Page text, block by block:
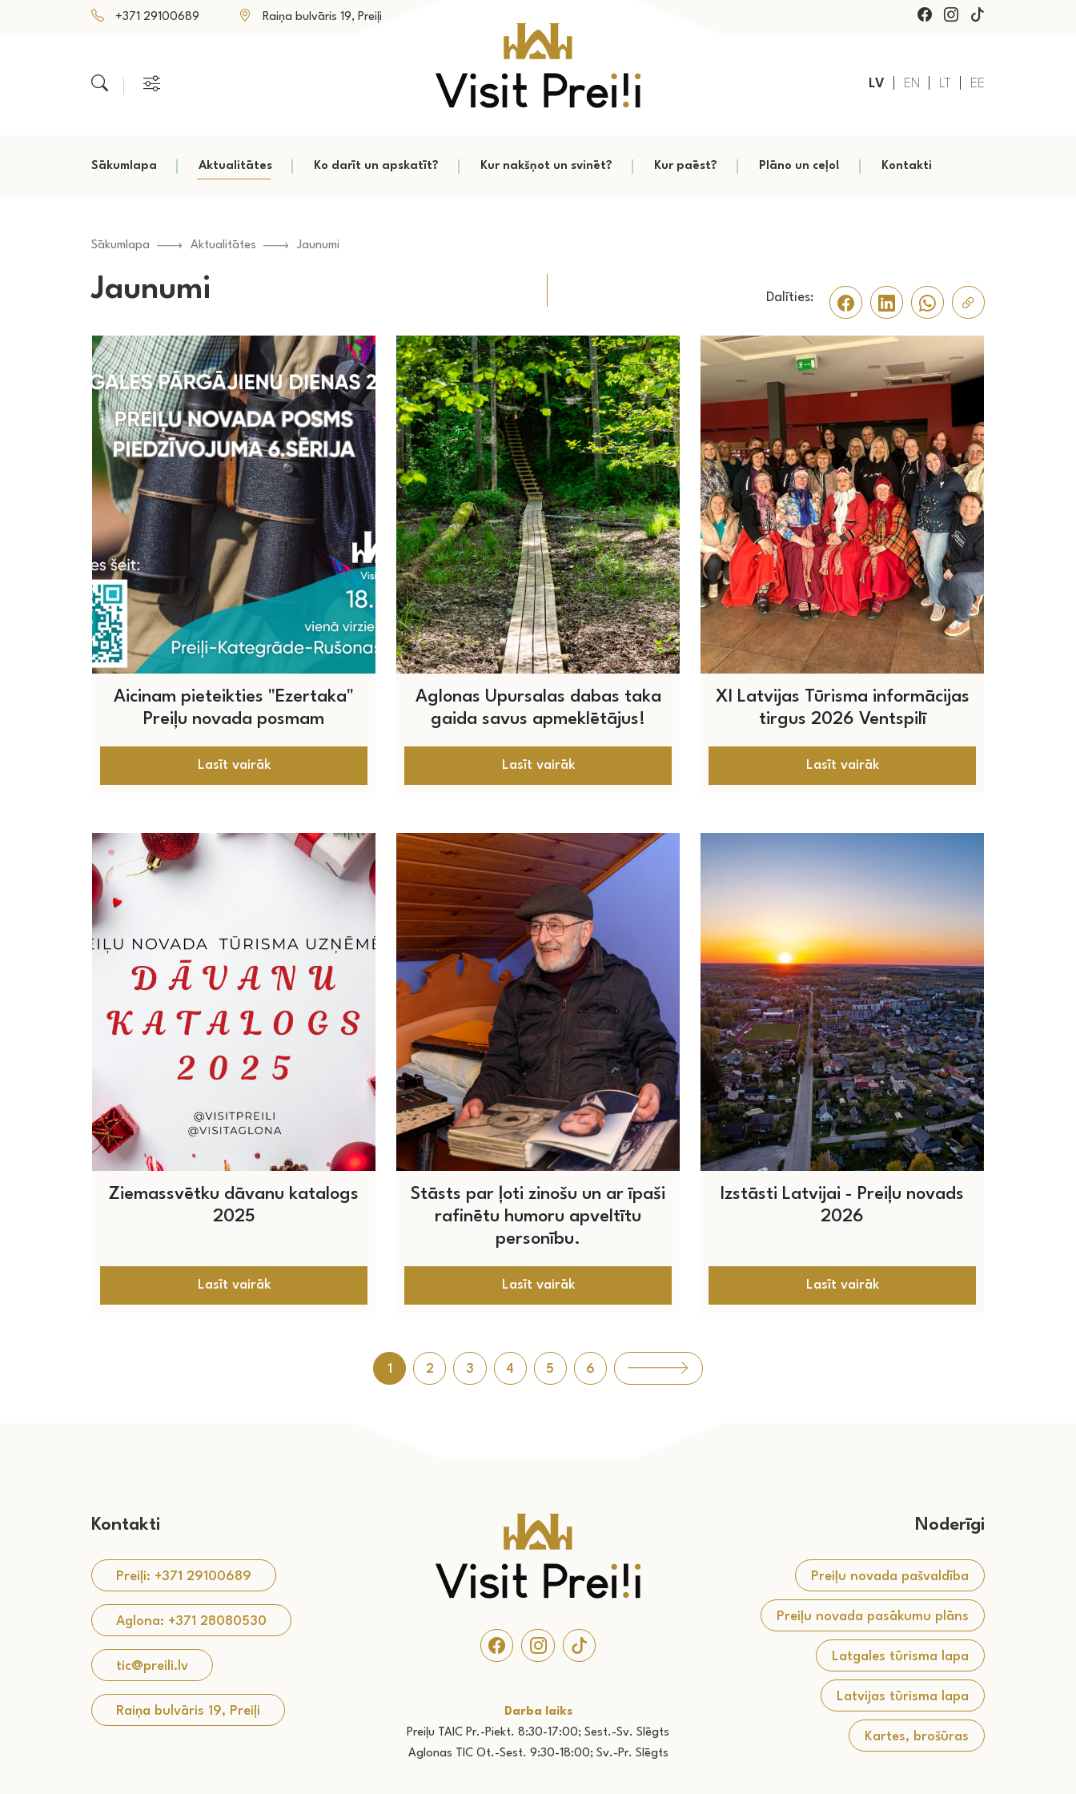
+371 29100689 Raiņa bulvāris 19, Preiļi
LV EN LT EE
Sākumlapa Aktualitātes Ko darīt un apskatīt? Kur nakšņot un svinēt? Kur paēst? Plāno un ceļo! Kontakti
Sākumlapa Aktualitātes Jaunumi
Jaunumi Dalīties:
Aicinam pieteikties "Ezertaka"
Preiļu novada posmam
Lasīt vairāk
Aglonas Upursalas dabas taka
gaida savus apmeklētājus!
Lasīt vairāk
XI Latvijas Tūrisma informācijas
tirgus 2026 Ventspilī
Lasīt vairāk
Ziemassvētku dāvanu katalogs
2025
Lasīt vairāk
Stāsts par ļoti zinošu un ar īpaši
rafinētu humoru apveltītu
personību.
Lasīt vairāk
Izstāsti Latvijai - Preiļu novads
2026
Lasīt vairāk
1 2 3 4 5 6
Kontakti
Preiļi: +371 29100689
Aglona: +371 28080530
tic@preili.lv
Raiņa bulvāris 19, Preiļi
Darba laiks
Preiļu TAIC Pr.-Piekt. 8:30-17:00; Sest.-Sv. Slēgts
Aglonas TIC Ot.-Sest. 9:30-18:00; Sv.-Pr. Slēgts
Noderīgi
Preiļu novada pašvaldība
Preiļu novada pasākumu plāns
Latgales tūrisma lapa
Latvijas tūrisma lapa
Kartes, brošūras